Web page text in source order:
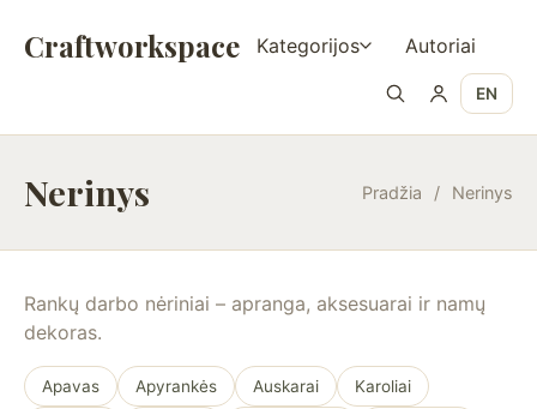
Craftworkspace Kategorijos Autoriai
EN
Nerinys Pradžia / Nerinys
Rankų darbo nėriniai – apranga, aksesuarai ir namų
dekoras.
Apavas Apyrankės Auskarai Karoliai